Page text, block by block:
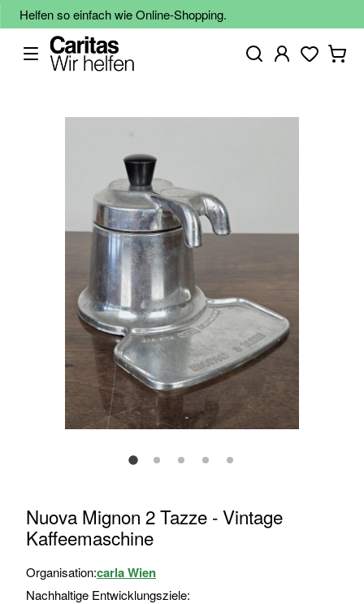
Helfen so einfach wie Online-Shopping.
Anfang
der
springen
Nuova Mignon 2 Tazze - Vintage
Kaffeemaschine
Organisation:carla Wien
Nachhaltige Entwicklungsziele: